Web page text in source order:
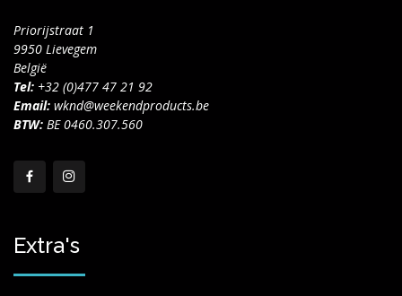
Priorijstraat 1
9950 Lievegem
België
Tel: +32 (0)477 47 21 92
Email: wknd@weekendproducts.be
BTW: BE 0460.307.560
Extra's